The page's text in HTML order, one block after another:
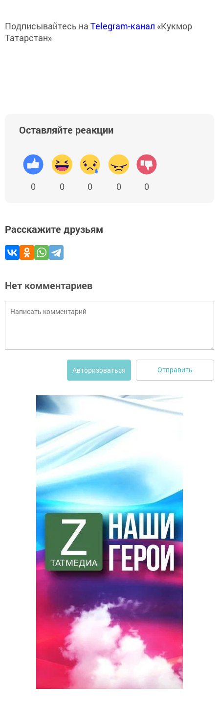
Подписывайтесь на Telegram-канал «Кукмор
Татарстан»
Оставляйте реакции
0 0 0 0 0
Расскажите друзьям
Нет комментариев
Авторизоваться Отправить